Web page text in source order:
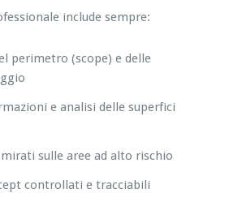
include sempre:
perimetro (scope) e delle
e analisi delle superfici
sulle aree ad alto rischio
controllati e tracciabili